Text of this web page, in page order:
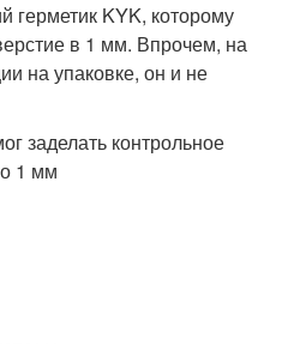
герметик KYK, которому
в 1 мм. Впрочем, на
на упаковке, он и не
заделать контрольное
1 мм